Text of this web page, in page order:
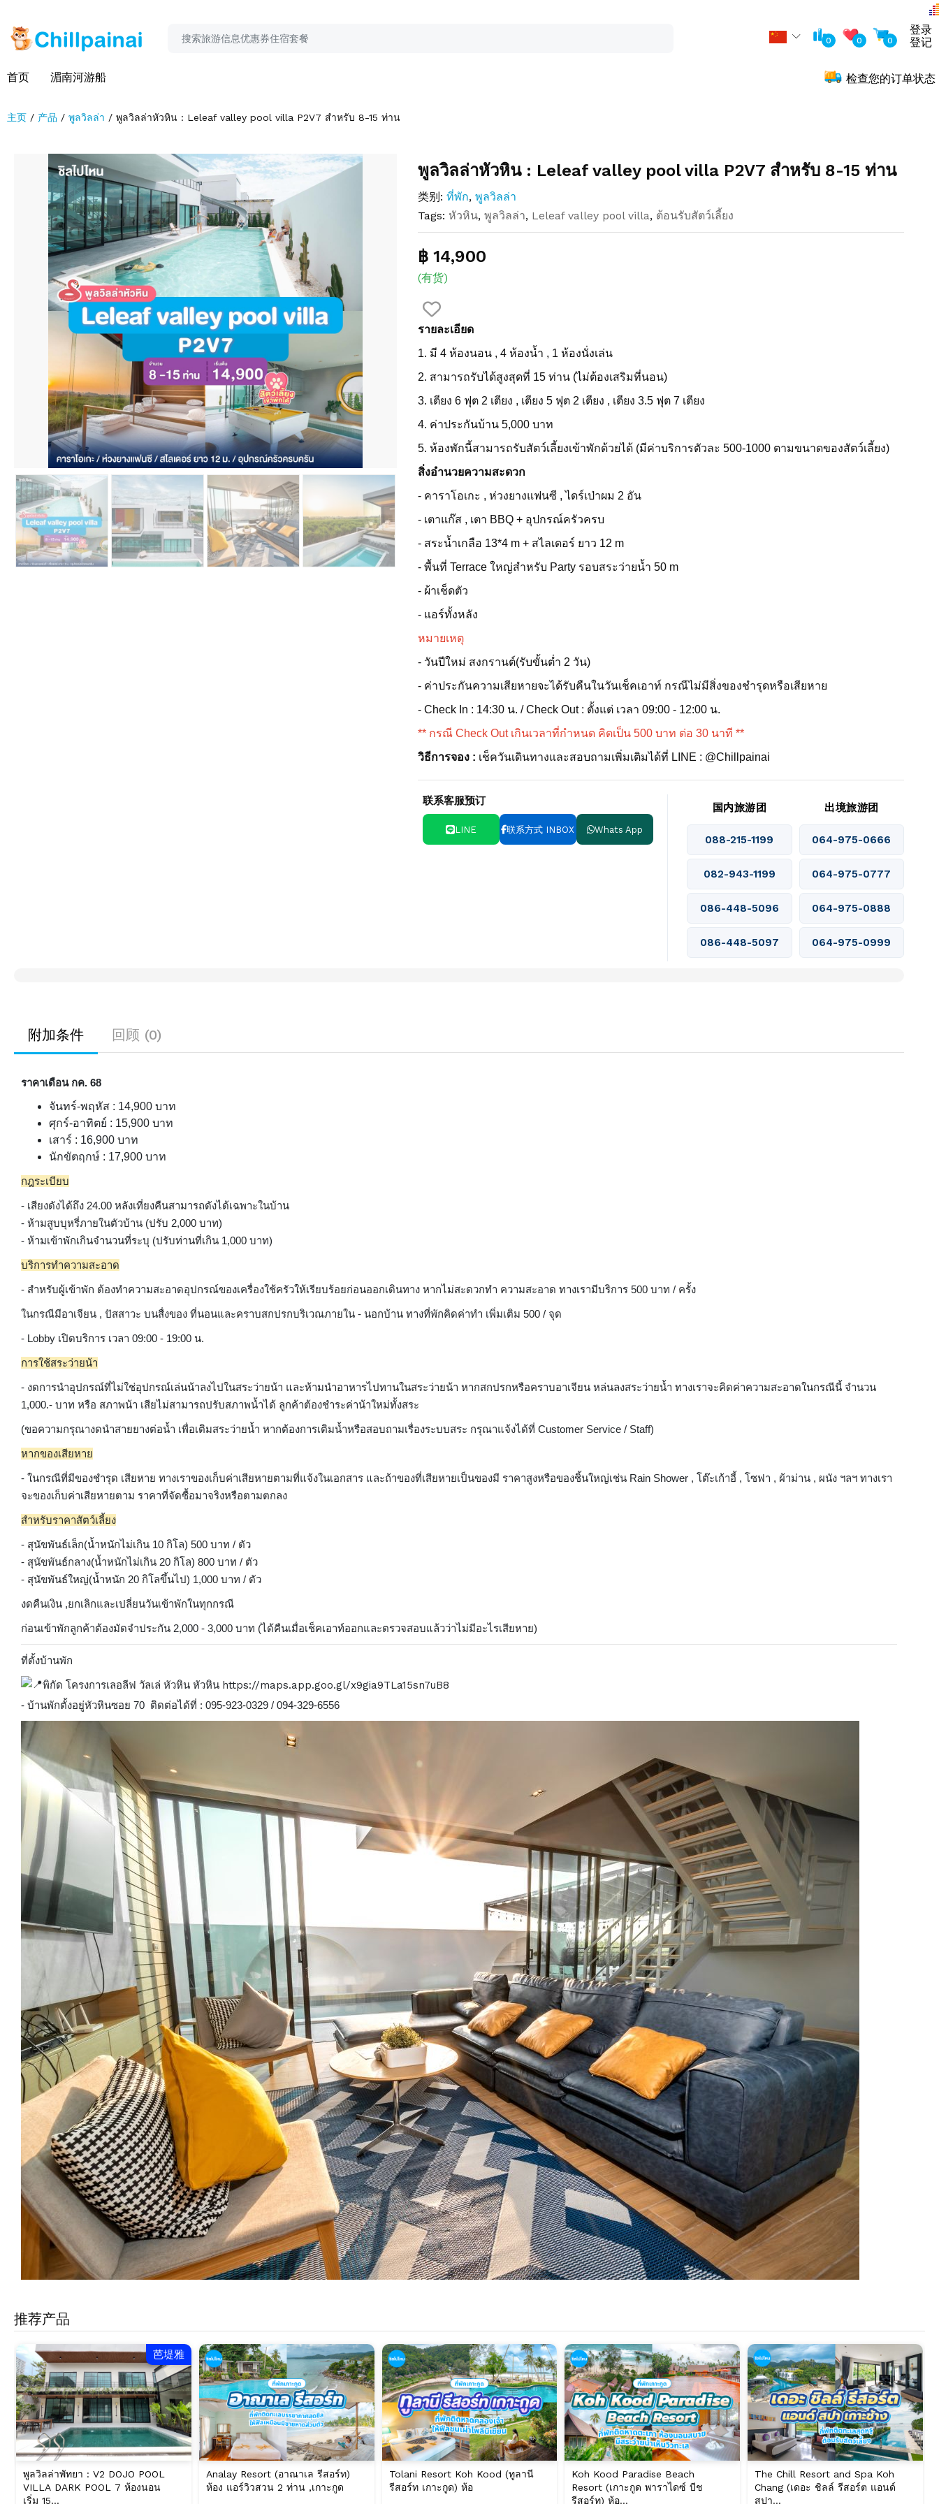
0 0 0
登录
登记
首页 湄南河游船 检查您的订单状态
主页 产品 พูลวิลล่า พูลวิลล่าหัวหิน : Leleaf valley pool villa P2V7 สำหรับ 8-15 ท่าน
พูลวิลล่าหัวหิน : Leleaf valley pool villa P2V7 สำหรับ 8-15 ท่าน
类别: ที่พัก, พูลวิลล่า
Tags: หัวหิน, พูลวิลล่า, Leleaf valley pool villa, ต้อนรับสัตว์เลี้ยง
฿ 14,900
(有货)
รายละเอียด
1. มี 4 ห้องนอน , 4 ห้องน้ำ , 1 ห้องนั่งเล่น
2. สามารถรับได้สูงสุดที่ 15 ท่าน (ไม่ต้องเสริมที่นอน)
3. เตียง 6 ฟุต 2 เตียง , เตียง 5 ฟุต 2 เตียง , เตียง 3.5 ฟุต 7 เตียง
4. ค่าประกันบ้าน 5,000 บาท
5. ห้องพักนี้สามารถรับสัตว์เลี้ยงเข้าพักด้วยได้ (มีค่าบริการตัวละ 500-1000 ตามขนาดของสัตว์เลี้ยง)
สิ่งอำนวยความสะดวก
- คาราโอเกะ , ห่วงยางแฟนซี , ไดร์เป่าผม 2 อัน
- เตาแก๊ส , เตา BBQ + อุปกรณ์ครัวครบ
- สระน้ำเกลือ 13*4 m + สไลเดอร์ ยาว 12 m
- พื้นที่ Terrace ใหญ่สำหรับ Party รอบสระว่ายน้ำ 50 m
- ผ้าเช็ดตัว
- แอร์ทั้งหลัง
หมายเหตุ
- วันปีใหม่ สงกรานต์(รับขั้นต่ำ 2 วัน)
- ค่าประกันความเสียหายจะได้รับคืนในวันเช็คเอาท์ กรณีไม่มีสิ่งของชำรุดหรือเสียหาย
- Check In : 14:30 น. / Check Out : ตั้งแต่ เวลา 09:00 - 12:00 น.
** กรณี Check Out เกินเวลาที่กำหนด คิดเป็น 500 บาท ต่อ 30 นาที **
วิธีการจอง : เช็ควันเดินทางและสอบถามเพิ่มเติมได้ที่ LINE : @Chillpainai
联系客服预订
LINE 联系方式 INBOX Whats App
国内旅游团 出境旅游团
088-215-1199 064-975-0666
082-943-1199 064-975-0777
086-448-5096 064-975-0888
086-448-5097 064-975-0999
附加条件 回顾 (0)
ราคาเดือน กค. 68
จันทร์-พฤหัส : 14,900 บาท
ศุกร์-อาทิตย์ : 15,900 บาท
เสาร์ : 16,900 บาท
นักขัตฤกษ์ : 17,900 บาท
กฎระเบียบ
- เสียงดังได้ถึง 24.00 หลังเที่ยงคืนสามารถดังได้เฉพาะในบ้าน
- ห้ามสูบบุหรี่ภายในตัวบ้าน (ปรับ 2,000 บาท)
- ห้ามเข้าพักเกินจำนวนที่ระบุ (ปรับท่านที่เกิน 1,000 บาท)
บริการทำความสะอาด
- สำหรับผู้เข้าพัก ต้องทำความสะอาดอุปกรณ์ของเครื่องใช้ครัวให้เรียบร้อยก่อนออกเดินทาง หากไม่สะดวกทำ ความสะอาด ทางเรามีบริการ 500 บาท / ครั้ง
ในกรณีมีอาเจียน , ปัสสาวะ บนสื่งของ ที่นอนและคราบสกปรกบริเวณภายใน - นอกบ้าน ทางที่พักคิดค่าทำ เพิ่มเติม 500 / จุด
- Lobby เปิดบริการ เวลา 09:00 - 19:00 น.
การใช้สระว่ายน้า
- งดการนำอุปกรณ์ที่ไม่ใช่อุปกรณ์เล่นน้าลงไปในสระว่ายน้า และห้ามนำอาหารไปทานในสระว่ายน้า หากสกปรกหรือคราบอาเจียน หล่นลงสระว่ายน้ำ ทางเราจะคิดค่าความสะอาดในกรณีนี้ จำนวน
1,000.- บาท หรือ สภาพน้า เสียไม่สามารถปรับสภาพน้ำได้ ลูกค้าต้องชำระค่าน้าใหม่ทั้งสระ
(ขอความกรุณางดนำสายยางต่อน้ำ เพื่อเติมสระว่ายน้ำ หากต้องการเติมน้ำหรือสอบถามเรื่องระบบสระ กรุณาแจ้งได้ที่ Customer Service / Staff)
หากของเสียหาย
- ในกรณีที่มีของชำรุด เสียหาย ทางเราของเก็บค่าเสียหายตามที่แจ้งในเอกสาร และถ้าของที่เสียหายเป็นของมี ราคาสูงหรือของชิ้นใหญ่เช่น Rain Shower , โต๊ะเก้าอี้ , โซฟา , ผ้าม่าน , ผนัง ฯลฯ ทางเรา
จะของเก็บค่าเสียหายตาม ราคาที่จัดซื้อมาจริงหรือตามตกลง
สำหรับราคาสัตว์เลี้ยง
- สุนัขพันธ์เล็ก(น้ำหนักไม่เกิน 10 กิโล) 500 บาท / ตัว
- สุนัขพันธ์กลาง(น้ำหนักไม่เกิน 20 กิโล) 800 บาท / ตัว
- สุนัขพันธ์ใหญ่(น้ำหนัก 20 กิโลขึ้นไป) 1,000 บาท / ตัว
งดคืนเงิน ,ยกเลิกและเปลี่ยนวันเข้าพักในทุกกรณี
ก่อนเข้าพักลูกค้าต้องมัดจำประกัน 2,000 - 3,000 บาท (ได้คืนเมื่อเช็คเอาท์ออกและตรวจสอบแล้วว่าไม่มีอะไรเสียหาย)
ที่ตั้งบ้านพัก
พิกัด โครงการเลอลีฟ วัลเล่ หัวหิน หัวหิน https://maps.app.goo.gl/x9gia9TLa15sn7uB8
- บ้านพักตั้งอยู่หัวหินซอย 70 ติดต่อได้ที่ : 095-923-0329 / 094-329-6556
推荐产品
芭堤雅
พูลวิลล่าพัทยา : V2 DOJO POOL
VILLA DARK POOL 7 ห้องนอน
เริ่ม 15...
Analay Resort (อาณาเล รีสอร์ท)
ห้อง แอร์วิวสวน 2 ท่าน ,เกาะกูด
Tolani Resort Koh Kood (ทูลานี
รีสอร์ท เกาะกูด) ห้อ
Koh Kood Paradise Beach
Resort (เกาะกูด พาราไดซ์ บีช
รีสอร์ท) ห้อ...
The Chill Resort and Spa Koh
Chang (เดอะ ชิลล์ รีสอร์ต แอนด์
สปา...